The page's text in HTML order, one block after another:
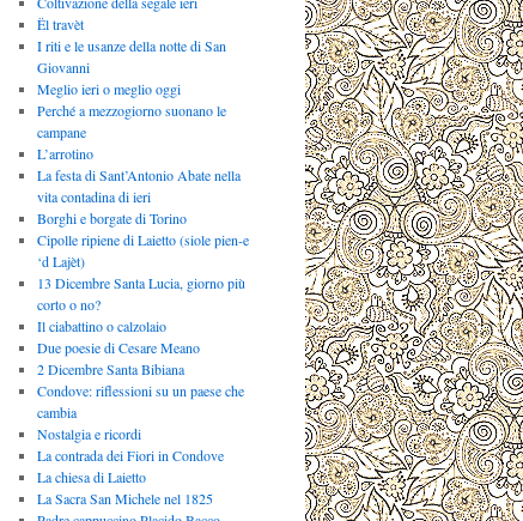
Ël travèt
I riti e le usanze della notte di San
Giovanni
Meglio ieri o meglio oggi
Perché a mezzogiorno suonano le
campane
L’arrotino
La festa di Sant’Antonio Abate nella
vita contadina di ieri
Borghi e borgate di Torino
Cipolle ripiene di Laietto (siole pien-e
‘d Lajèt)
13 Dicembre Santa Lucia, giorno più
corto o no?
Il ciabattino o calzolaio
Due poesie di Cesare Meano
2 Dicembre Santa Bibiana
Condove: riflessioni su un paese che
cambia
Nostalgia e ricordi
La contrada dei Fiori in Condove
La chiesa di Laietto
La Sacra San Michele nel 1825